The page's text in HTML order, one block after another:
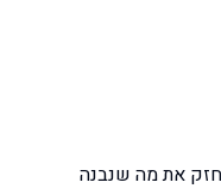
את מה שנבנה